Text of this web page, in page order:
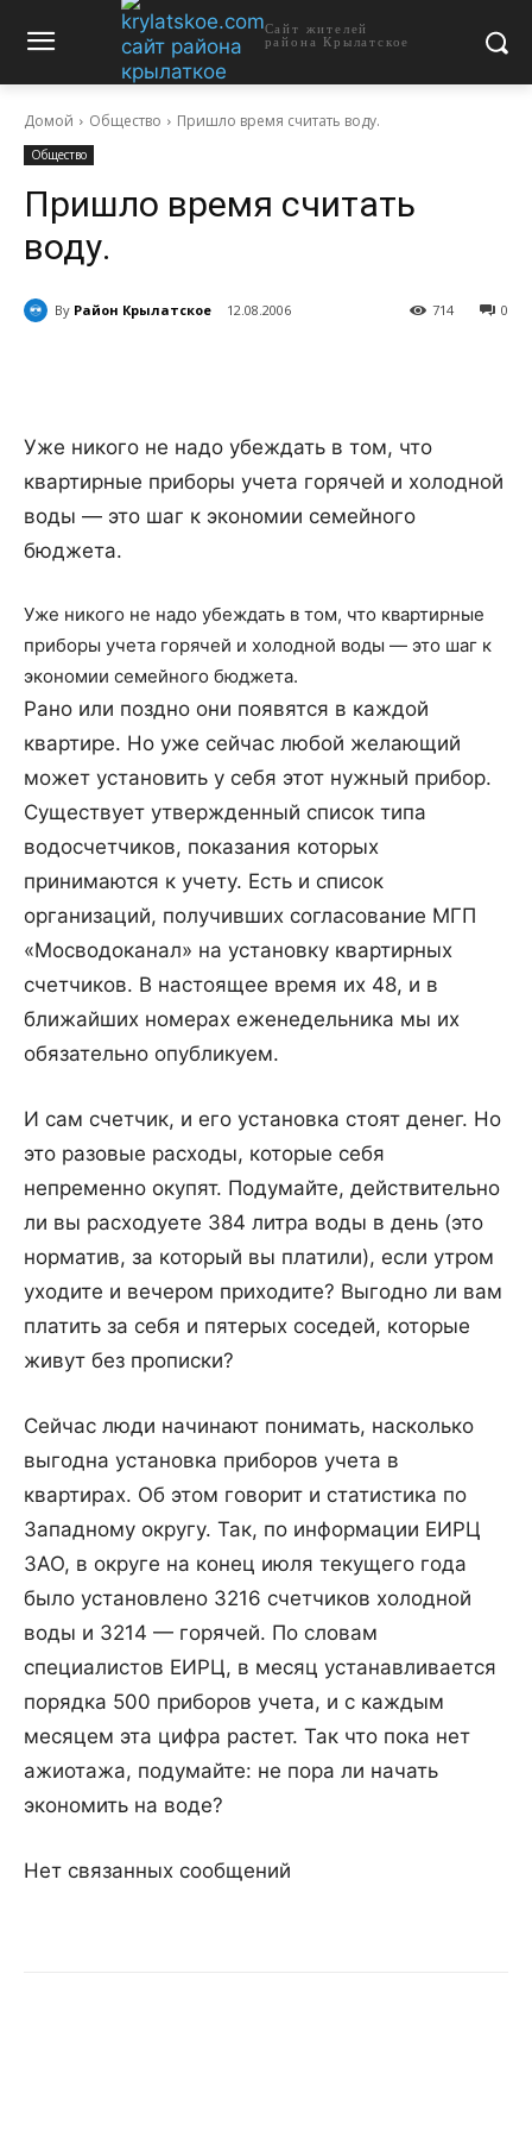
Сайт жителей
района Крылатское
Домой Общество Пришло время считать воду.
Общество
Пришло время считать
воду.
By Район Крылатское 12.08.2006 0
714
Уже никого не надо убеждать в том, что
квартирные приборы учета горячей и холодной
воды — это шаг к экономии семейного
бюджета.
Уже никого не надо убеждать в том, что квартирные
приборы учета горячей и холодной воды — это шаг к
экономии семейного бюджета.
Рано или поздно они появятся в каждой
квартире. Но уже сейчас любой желающий
может установить у себя этот нужный прибор.
Существует утвержденный список типа
водосчетчиков, показания которых
принимаются к учету. Есть и список
организаций, получивших согласование МГП
«Мосводоканал» на установку квартирных
счетчиков. В настоящее время их 48, и в
ближайших номерах еженедельника мы их
обязательно опубликуем.
И сам счетчик, и его установка стоят денег. Но
это разовые расходы, которые себя
непременно окупят. Подумайте, действительно
ли вы расходуете 384 литра воды в день (это
норматив, за который вы платили), если утром
уходите и вечером приходите? Выгодно ли вам
платить за себя и пятерых соседей, которые
живут без прописки?
Сейчас люди начинают понимать, насколько
выгодна установка приборов учета в
квартирах. Об этом говорит и статистика по
Западному округу. Так, по информации ЕИРЦ
ЗАО, в округе на конец июля текущего года
было установлено 3216 счетчиков холодной
воды и 3214 — горячей. По словам
специалистов ЕИРЦ, в месяц устанавливается
порядка 500 приборов учета, и с каждым
месяцем эта цифра растет. Так что пока нет
ажиотажа, подумайте: не пора ли начать
экономить на воде?
Нет связанных сообщений